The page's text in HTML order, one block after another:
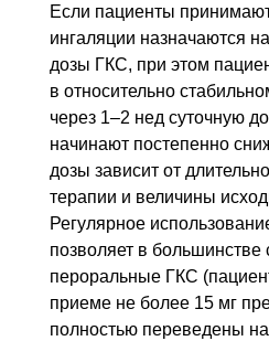
Если пациенты
ингаляции назначаются
дозы ГКС, при этом
в относительно
через 1–2 нед суточную
начинают постепенно
дозы зависит oт
терапии и величины
Регулярное
позволяет в большинстве
пероральные ГКС
приеме не более 15 мг
полностью переведены